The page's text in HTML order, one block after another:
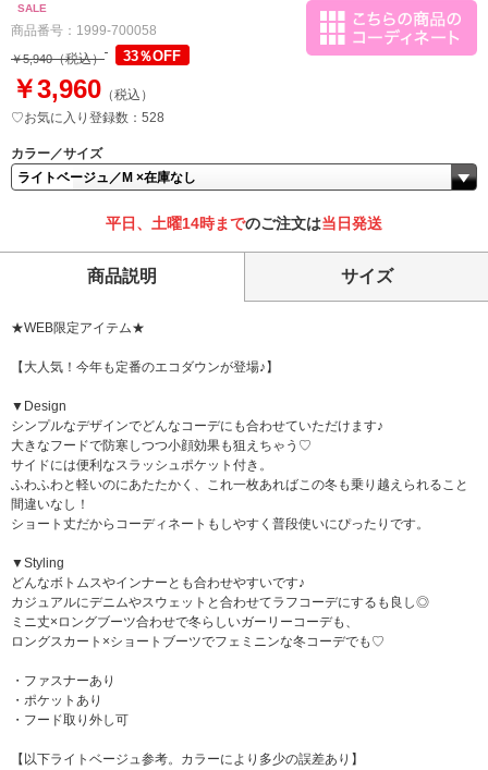
SALE
商品番号： 1999-700058
￥5,940（税込） 33％OFF
￥3,960 （税込）
♡お気に入り登録数：528
カラー／サイズ
平日、土曜14時までのご注文は当日発送
商品説明 サイズ
★WEB限定アイテム★
【大人気！今年も定番のエコダウンが登場♪】
▼Design
シンプルなデザインでどんなコーデにも合わせていただけます♪
大きなフードで防寒しつつ小顔効果も狙えちゃう♡
サイドには便利なスラッシュポケット付き。
ふわふわと軽いのにあたたかく、これ一枚あればこの冬も乗り越えられること
間違いなし！
ショート丈だからコーディネートもしやすく普段使いにぴったりです。
▼Styling
どんなボトムスやインナーとも合わせやすいです♪
カジュアルにデニムやスウェットと合わせてラフコーデにするも良し◎
ミニ丈×ロングブーツ合わせで冬らしいガーリーコーデも、
ロングスカート×ショートブーツでフェミニンな冬コーデでも♡
・ファスナーあり
・ポケットあり
・フード取り外し可
【以下ライトベージュ参考。カラーにより多少の誤差あり】